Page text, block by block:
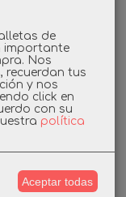
de
importante
Nos
recuerdan tus
y nos
click en
con su
política
Aceptar todas